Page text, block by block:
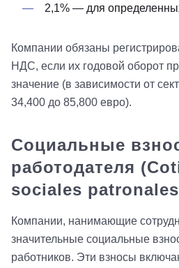
2,1% — для
Компании обязаны
НДС, если их годовой оборот
значение (в зависимости от
34,400 до 85,800 евро).
Социальные
работодателя
sociales
Компании, нанимающие
значительные социальные
работников. Эти взносы